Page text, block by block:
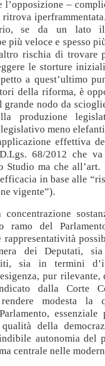
l’opposizione –
ritrova
se da un lato il
più veloce e spesso
rischia di trovare
le storture
a quest’ultimo
della riforma, è
nodo da
produzione
meno
effettiva
68/2012 che
Studio ma che
in base alle
vigente”).
del
rappresentatività
dei Deputati,
sia in termini
pur
dalla Corte
modesta la
della
autonomia del
centrale nelle